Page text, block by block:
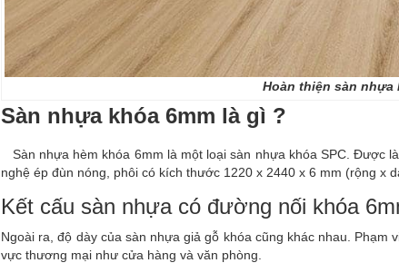
Hoàn thiện sàn nhựa hèm
Sàn nhựa khóa 6mm là gì ?
Sàn nhựa hèm khóa 6mm là một loại sàn nhựa khóa SPC. Được
nghệ ép đùn nóng, phôi có kích thước 1220 x 2440 x 6 mm (rộng x
Kết cấu sàn nhựa có đường nối khóa
Ngoài ra, độ dày của sàn nhựa giả gỗ khóa cũng khác nhau.
vực thương mại như cửa hàng và văn phòng.